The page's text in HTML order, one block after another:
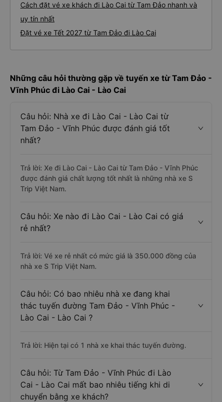
Cách đặt vé xe khách đi Lào Cai từ Tam Đảo nhanh và
uy tín nhất
Đặt vé xe Tết 2027 từ Tam Đảo đi Lào Cai
Những câu hỏi thường gặp về tuyến xe từ Tam Đảo -
Vĩnh Phúc đi Lào Cai - Lào Cai
Câu hỏi: Nhà xe đi Lào Cai - Lào Cai từ
Tam Đảo - Vĩnh Phúc được đánh giá tốt
nhất?
Trả lời: Xe đi Lào Cai - Lào Cai từ Tam Đảo - Vĩnh Phúc
được đánh giá chất lượng tốt nhất là những nhà xe S
Trip Việt Nam.
Câu hỏi: Xe nào đi Lào Cai - Lào Cai có giá
rẻ nhất?
Trả lời: Vé xe rẻ nhất có mức giá là 350.000 đồng của
nhà xe S Trip Việt Nam.
Câu hỏi: Có bao nhiêu nhà xe đang khai
thác tuyến đường Tam Đảo - Vĩnh Phúc -
Lào Cai - Lào Cai ?
Trả lời: Hiện tại có 1 nhà xe khai thác tuyến đường.
Câu hỏi: Từ Tam Đảo - Vĩnh Phúc đi Lào
Cai - Lào Cai mất bao nhiêu tiếng khi di
chuyển bằng xe khách?